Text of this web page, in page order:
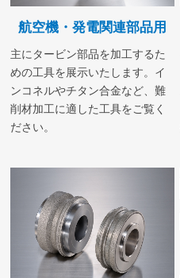
航空機・発電関連部品用
主にタービン部品を加工するた
めの工具を展示いたします。イ
ンコネルやチタン合金など、難
削材加工に適した工具をご覧く
ださい。